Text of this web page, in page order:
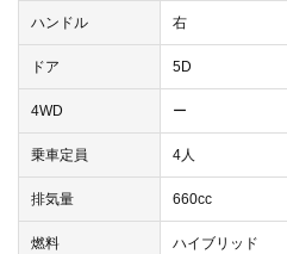
ハンドル 右
ドア 5D
4WD ー
乗車定員 4人
排気量 660cc
燃料 ハイブリッド